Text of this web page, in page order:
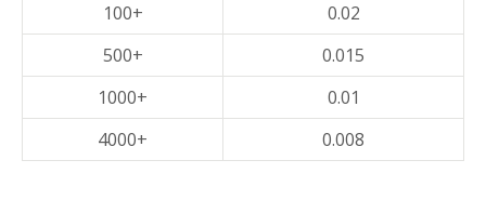
100+
0.02
500+
0.015
1000+
0.01
4000+
0.008